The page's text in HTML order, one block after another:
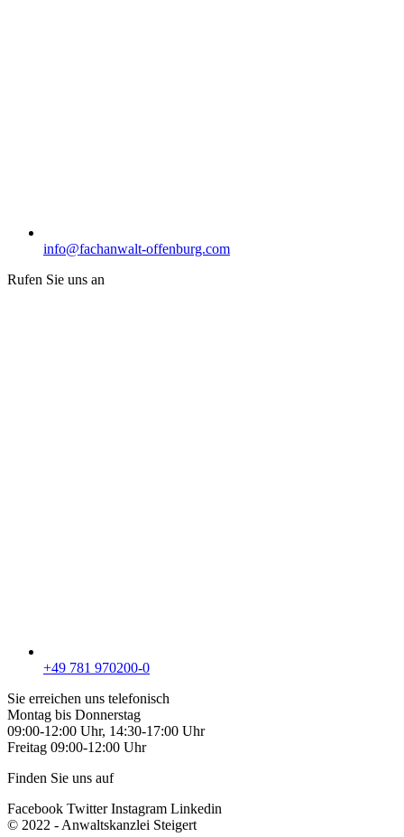
info@fachanwalt-offenburg.com
Rufen Sie uns an
+49 781 970200-0
Sie erreichen uns telefonisch
Montag bis Donnerstag
09:00-12:00 Uhr, 14:30-17:00 Uhr
Freitag 09:00-12:00 Uhr
Finden Sie uns auf
Facebook Twitter Instagram Linkedin
© 2022 - Anwaltskanzlei Steigert